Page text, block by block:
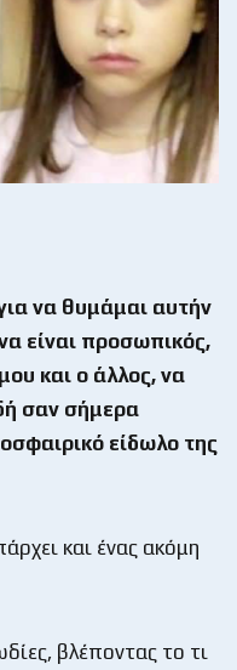
να θυμάμαι αυτήν
είναι προσωπικός,
και ο άλλος, να
σαν σήμερα
είδωλο της
και ένας ακόμη
βλέποντας το τι